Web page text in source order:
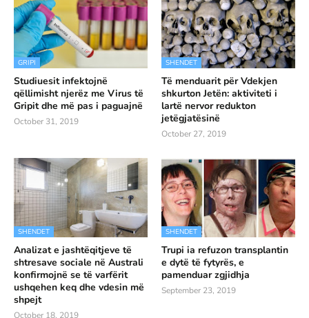
GRIPI
Studiuesit infektojnë
qëllimisht njerëz me Virus të
Gripit dhe më pas i paguajnë
October 31, 2019
SHENDET
Të menduarit për Vdekjen
shkurton Jetën: aktiviteti i
lartë nervor redukton
jetëgjatësinë
October 27, 2019
SHENDET
Analizat e jashtëqitjeve të
shtresave sociale në Australi
konfirmojnë se të varfërit
ushqehen keq dhe vdesin më
shpejt
October 18, 2019
SHENDET
Trupi ia refuzon transplantin
e dytë të fytyrës, e
pamenduar zgjidhja
September 23, 2019